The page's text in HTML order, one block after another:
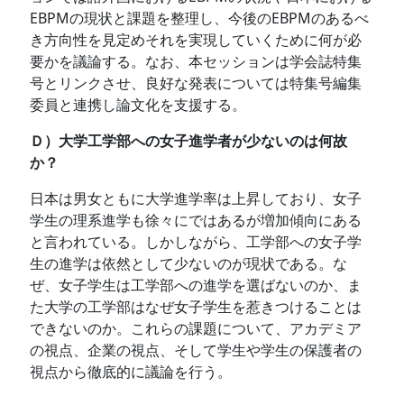
EBPMの現状と課題を整理し、今後のEBPMのあるべ
き方向性を見定めそれを実現していくために何が必
要かを議論する。なお、本セッションは学会誌特集
号とリンクさせ、良好な発表については特集号編集
委員と連携し論文化を支援する。
Ｄ）大学工学部への女子進学者が少ないのは何故
か？
日本は男女ともに大学進学率は上昇しており、女子
学生の理系進学も徐々にではあるが増加傾向にある
と言われている。しかしながら、工学部への女子学
生の進学は依然として少ないのが現状である。な
ぜ、女子学生は工学部への進学を選ばないのか、ま
た大学の工学部はなぜ女子学生を惹きつけることは
できないのか。これらの課題について、アカデミア
の視点、企業の視点、そして学生や学生の保護者の
視点から徹底的に議論を行う。